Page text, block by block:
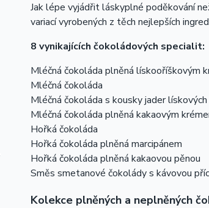
Jak lépe vyjádřit láskyplné poděkování
variací vyrobených z těch nejlepších
8 vynikajících čokoládových specialit:
Mléčná čokoláda plněná lískooříškovým
Mléčná čokoláda
Mléčná čokoláda s kousky jader
Mléčná čokoláda plněná kakaovým
Hořká čokoláda
Hořká čokoláda plněná marcipánem
Hořká čokoláda plněná kakaovou pěnou
Směs smetanové čokolády s kávovou
Kolekce plněných a neplněných